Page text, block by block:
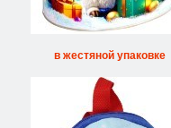
в жестяной упаковке